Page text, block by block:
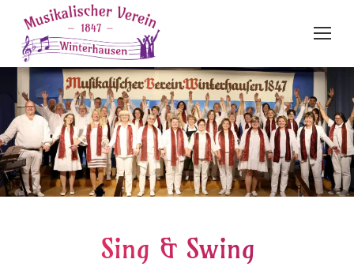
Sing & Swing